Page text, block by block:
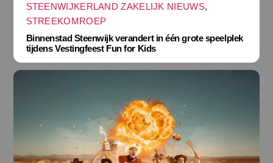
STEENWIJKERLAND ZAKELIJK NIEUWS,
STREEKOMROEP
Binnenstad Steenwijk verandert in één grote speelplek
tijdens Vestingfeest Fun for Kids